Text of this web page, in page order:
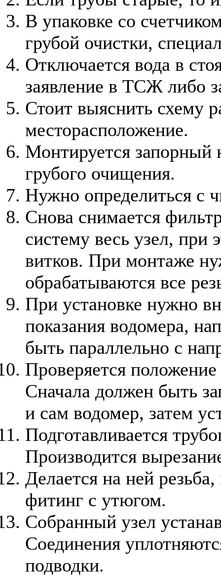
В упаковке со
грубой очистки,
Отключается вода в
заявление в ТСЖ либо
Стоит выяснить схему
месторасположение.
Монтируется запорный
грубого очищения.
Нужно определиться с
Снова снимается
систему весь узел, при
витков. При монтаже
обрабатываются все
При установке нужно
показания водомера,
быть параллельно с
Проверяется положение
Сначала должен быть
и сам водомер, затем
Подготавливается
Производится
Делается на ней
фитинг с утюгом.
Собранный узел
Соединения
подводки.